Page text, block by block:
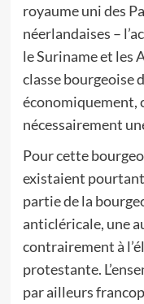
royaume uni des
néerlandaises –
le Suriname et les
classe bourgeoise
économiquement,
nécessairement
Pour cette
existaient
partie de la
anticléricale, une
contrairement à
protestante.
par ailleurs